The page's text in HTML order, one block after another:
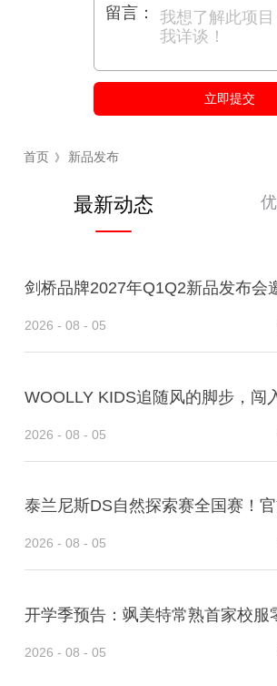
留言：
立即提交
首页 》 新品发布
最新动态
剑桥品牌2027年Q1Q2新品发布会
2026 - 08 - 05
WOOLLY KIDS追随风的脚步，闯
2026 - 08 - 05
2026 - 08 - 05
2026 - 08 - 05